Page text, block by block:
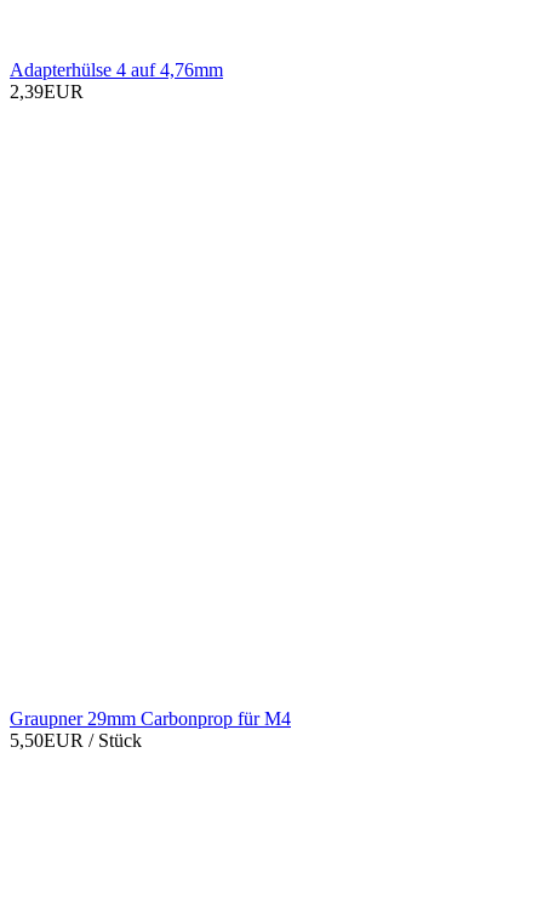
Adapterhülse 4 auf 4,76mm
2,39EUR
Graupner 29mm Carbonprop für M4
5,50EUR / Stück